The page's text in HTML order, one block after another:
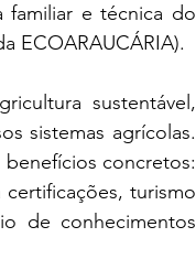
familiar e técnica do
ECOARAUCÁRIA).
sustentável,
sistemas agrícolas.
concretos:
turismo
de conhecimentos